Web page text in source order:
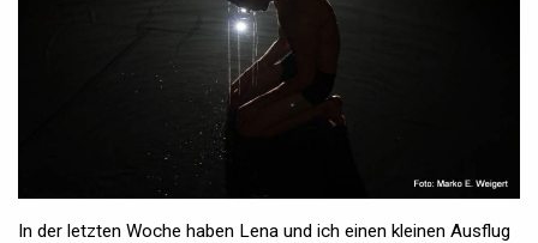
In der letzten Woche haben Lena und ich einen kleinen Ausflug